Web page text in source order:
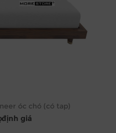
óc chó (có tap)
định giá